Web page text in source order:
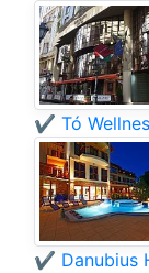
✔️ Tó
✔️ Danubius